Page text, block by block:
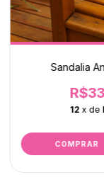
Sandalia
12 x de
COMPRAR